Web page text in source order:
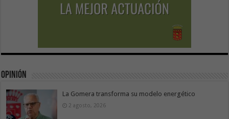
Opinión
La Gomera transforma su modelo energético
2 agosto, 2026